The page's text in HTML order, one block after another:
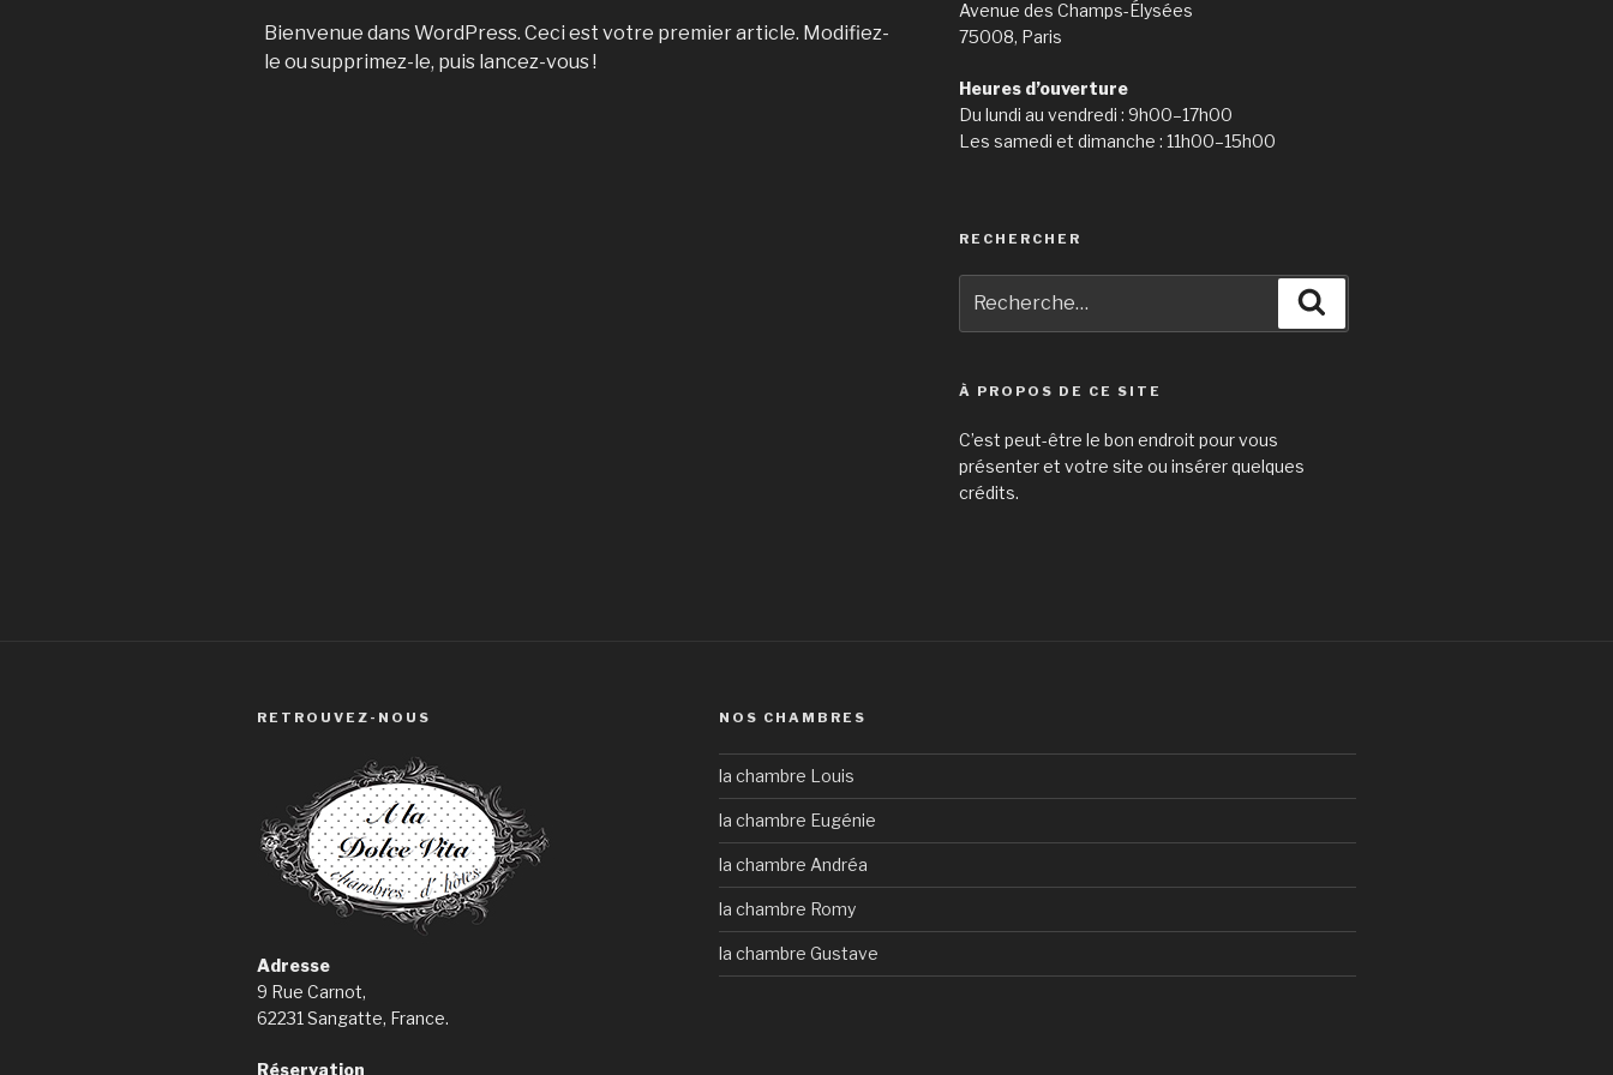
Bienvenue dans WordPress. Ceci est votre premier article. Modifiez-
le ou supprimez-le, puis lancez-vous !
Avenue des Champs-Élysées
75008, Paris
Heures d’ouverture
Du lundi au vendredi : 9h00–17h00
Les samedi et dimanche : 11h00–15h00
RECHERCHER
pour
À PROPOS DE CE SITE
C’est peut-être le bon endroit pour vous
présenter et votre site ou insérer quelques
crédits.
RETROUVEZ-NOUS
Adresse
9 Rue Carnot,
62231 Sangatte, France.
Réservation
NOS CHAMBRES
la chambre Louis
la chambre Eugénie
la chambre Andréa
la chambre Romy
la chambre Gustave